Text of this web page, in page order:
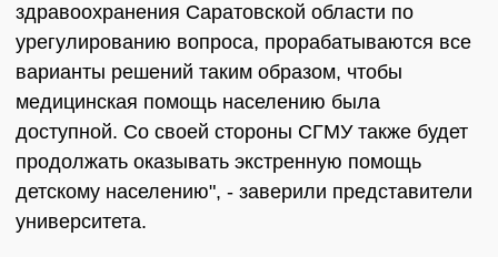
здравоохранения Саратовской области по
урегулированию вопроса, прорабатываются все
варианты решений таким образом, чтобы
медицинская помощь населению была
доступной. Со своей стороны СГМУ также будет
продолжать оказывать экстренную помощь
детскому населению", - заверили представители
университета.